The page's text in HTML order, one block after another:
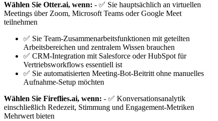
Wählen Sie Otter.ai, wenn: - ✅ Sie hauptsächlich an virtuellen
Meetings über Zoom, Microsoft Teams oder Google Meet
teilnehmen
✅ Sie Team-Zusammenarbeitsfunktionen mit geteilten
Arbeitsbereichen und zentralem Wissen brauchen
✅ CRM-Integration mit Salesforce oder HubSpot für
Vertriebsworkflows essentiell ist
✅ Sie automatisierten Meeting-Bot-Beitritt ohne manuelles
Aufnahme-Setup möchten
Wählen Sie Fireflies.ai, wenn: - ✅ Konversationsanalytik
einschließlich Redezeit, Stimmung und Engagement-Metriken
Mehrwert bieten